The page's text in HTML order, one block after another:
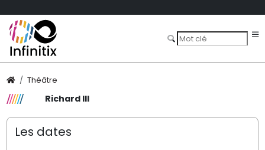
Théâtre
Richard III
Les dates